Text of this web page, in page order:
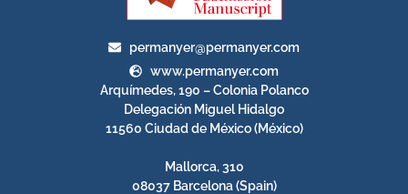
permanyer@permanyer.com
www.permanyer.com
Arquímedes, 190 – Colonia Polanco
Delegación Miguel Hidalgo
11560 Ciudad de México (México)
Mallorca, 310
08037 Barcelona (Spain)